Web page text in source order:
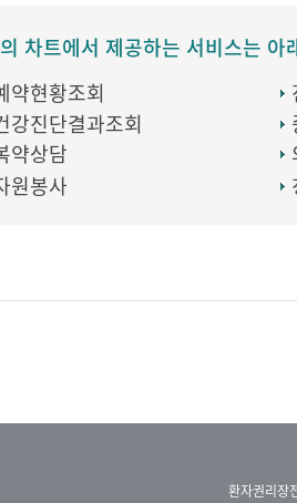
차트에서 제공하는 서비스는 아
약현황조회
강진단결과조회
약상담
원봉사
환자권리장